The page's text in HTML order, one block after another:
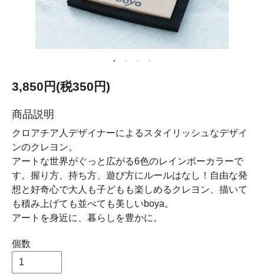
3,850円(税350円)
商品説明
クロアチア人デザイナーによるスタイリッシュなデザイ
ンのクレヨン。
アートな世界がぐっと広がる6色のレインボーカラーで
す。握り方、持ち方、遊び方にルールはなし！自由な発
想と好奇心で大人も子どもも楽しめるクレヨン、描いて
も積み上げても並べても美しいboya。
アートを身近に、暮らしを豊かに。
個数